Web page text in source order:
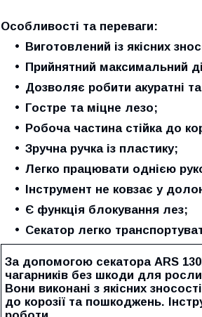
Особливості та переваги:
Виготовлений із якісних
Прийнятний максимальний
Дозволяє робити акуратні та
Гостре та міцне лезо;
Робоча частина стійка до
Зручна ручка із пластику;
Легко працювати однією
Інструмент не ковзає у
Є функція блокування лез;
Секатор легко
За допомогою секатора ARS
чагарників без шкоди для
Вони виконані з якісних
до корозії та пошкоджень.